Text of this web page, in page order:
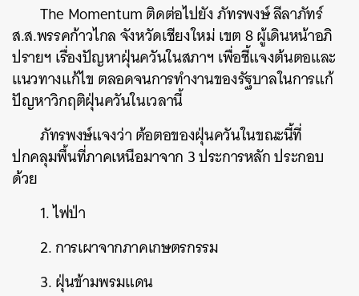
The Momentum ติดต่อไปยัง ภัทรพงษ์ ลีลาภัทร์
ส.ส.พรรคก้าวไกล จังหวัดเชียงใหม่ เขต 8ผู้เดินหน้าอภิ
ปรายฯ เรื่องปัญหาฝุ่นควันในสภาฯ เพื่อชี้แจงต้นตอและ
แนวทางแก้ไข ตลอดจนการทำงานของรัฐบาลในการแก้
ปัญหาวิกฤติฝุ่นควันในเวลานี้
ภัทรพงษ์แจงว่า ต้อตอของฝุ่นควันในขณะนี้ที่
ปกคลุมพื้นที่ภาคเหนือมาจาก 3 ประการหลัก ประกอบ
ด้วย
1. ไฟป่า
2. การเผาจากภาคเกษตรกรรม
3. ฝุ่นข้ามพรมแดน